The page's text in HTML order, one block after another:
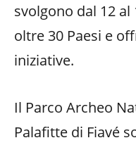
svolgono dal 12
oltre 30 Paesi e
iniziative.
Il Parco Archeo
Palafitte di Fiavé